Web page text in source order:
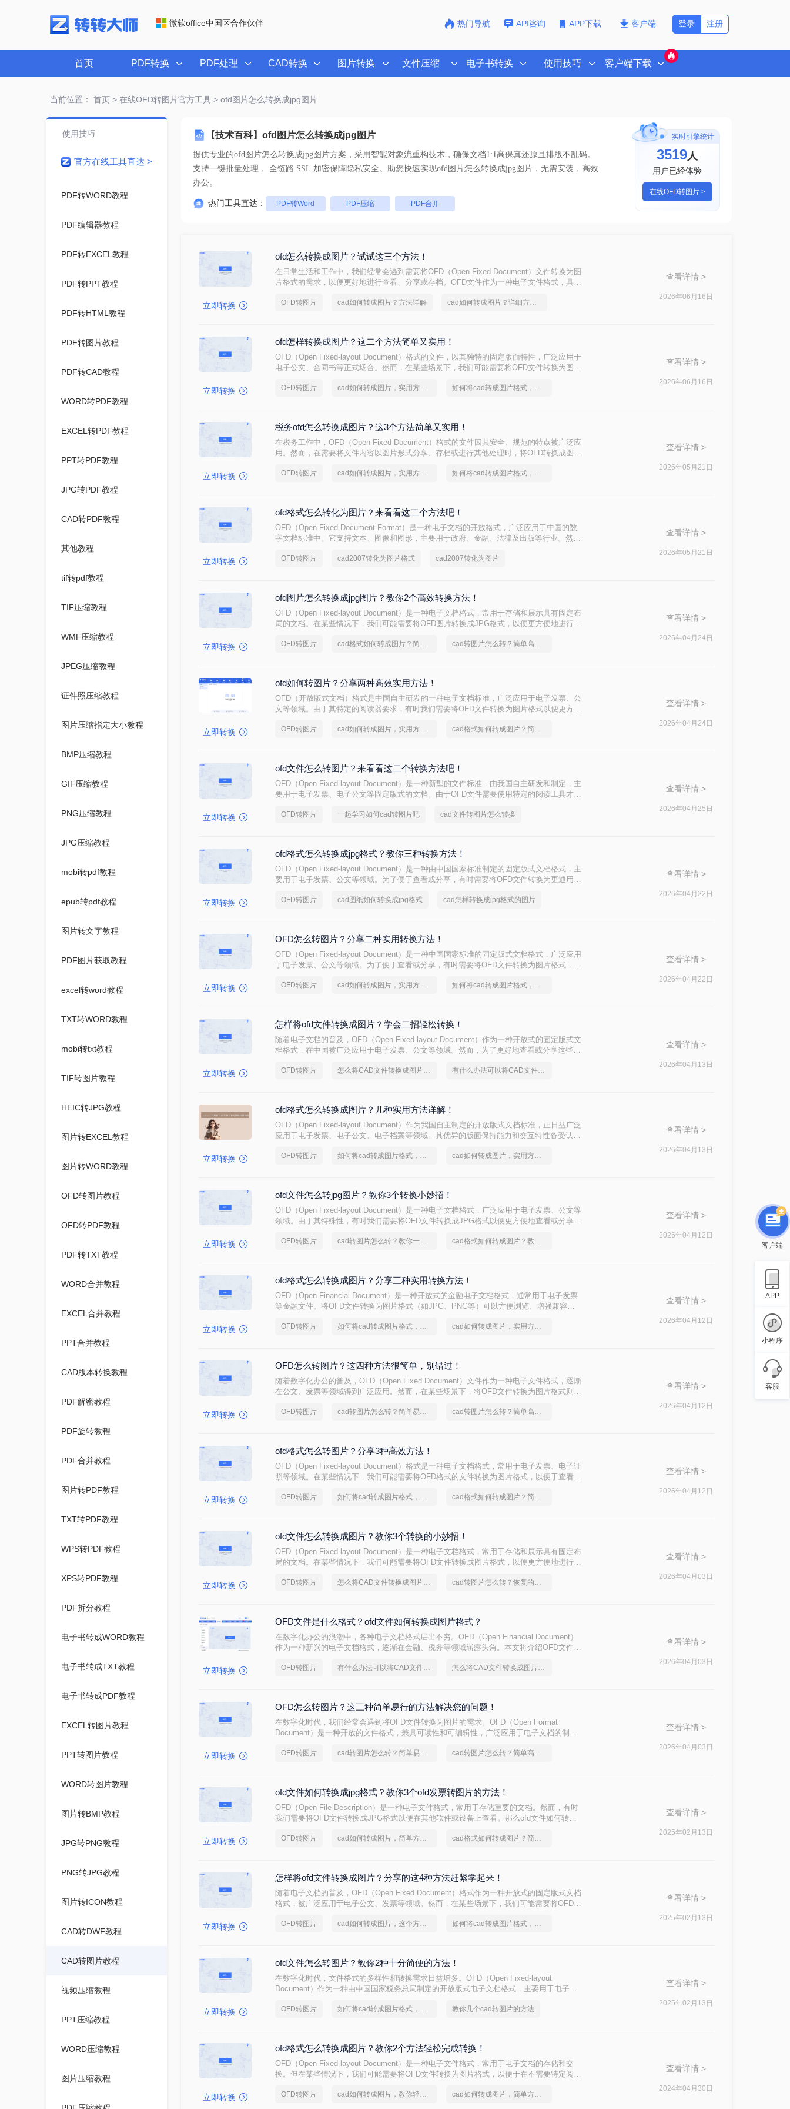
微软office中国区合作伙伴 热门导航 API咨询 APP下载 客户端 注册
登录
首页 PDF转换 PDF处理 CAD转换 图片转换 文件压缩 电子书转换 使用技巧 客户端下载
当前位置： 首页> 在线OFD转图片官方工具> ofd图片怎么转换成jpg图片
【技术百科】ofd图片怎么转换成jpg图片
提供专业的ofd图片怎么转换成jpg图片方案，采用智能对象流重构技术，确保文档1:1高保真还原且排版不乱码。
支持一键批量处理， 全链路 SSL 加密保障隐私安全。助您快速实现ofd图片怎么转换成jpg图片，无需安装，高效
办公。
热门工具直达： PDF转Word PDF压缩 PDF合并
实时引擎统计
3519人
用户已经体验
在线OFD转图片 >
使用技巧
官方在线工具直达 >
PDF转WORD教程
PDF编辑器教程
PDF转EXCEL教程
PDF转PPT教程
PDF转HTML教程
PDF转图片教程
PDF转CAD教程
WORD转PDF教程
EXCEL转PDF教程
PPT转PDF教程
JPG转PDF教程
CAD转PDF教程
其他教程
tif转pdf教程
TIF压缩教程
WMF压缩教程
JPEG压缩教程
证件照压缩教程
图片压缩指定大小教程
BMP压缩教程
GIF压缩教程
PNG压缩教程
JPG压缩教程
mobi转pdf教程
epub转pdf教程
图片转文字教程
PDF图片获取教程
excel转word教程
TXT转WORD教程
mobi转txt教程
TIF转图片教程
HEIC转JPG教程
图片转EXCEL教程
图片转WORD教程
OFD转图片教程
OFD转PDF教程
PDF转TXT教程
WORD合并教程
EXCEL合并教程
PPT合并教程
CAD版本转换教程
PDF解密教程
PDF旋转教程
PDF合并教程
图片转PDF教程
TXT转PDF教程
WPS转PDF教程
XPS转PDF教程
PDF拆分教程
电子书转成WORD教程
电子书转成TXT教程
电子书转成PDF教程
EXCEL转图片教程
PPT转图片教程
WORD转图片教程
图片转BMP教程
JPG转PNG教程
PNG转JPG教程
图片转ICON教程
CAD转DWF教程
CAD转图片教程
视频压缩教程
PPT压缩教程
WORD压缩教程
图片压缩教程
立即转换
ofd怎么转换成图片？试试这三个方法！
在日常生活和工作中，我们经常会遇到需要将OFD（Open Fixed Document）文件转换为图
片格式的需求，以便更好地进行查看、分享或存档。OFD文件作为一种电子文件格式，具有
么转换成图片呢？以下是几种将OFD转换成图片的实用方法。
OFD转图片 cad如何转成图片？方法详解 cad如何转成图片？详细方法教学
查看详情 >
2026年06月16日
立即转换
ofd怎样转换成图片？这二个方法简单又实用！
OFD（Open Fixed-layout Document）格式的文件，以其独特的固定版面特性，广泛应用于
电子公文、合同书等正式场合。然而，在某些场景下，我们可能需要将OFD文件转换为图片
换为图片的方法，帮助您轻松实现这一操作。
OFD转图片 cad如何转成图片，实用方法不要错过 如何将cad转成图片格式，实用的方法来了
查看详情 >
2026年06月16日
立即转换
税务ofd怎么转换成图片？这3个方法简单又实用！
在税务工作中，OFD（Open Fixed Document）格式的文件因其安全、规范的特点被广泛应
用。然而，在需要将文件内容以图片形式分享、存档或进行其他处理时，将OFD转换成图片
图片的方法，并对每种方法进行简要介绍，帮助您根据实际需求选择最适合的方式。
OFD转图片 cad如何转成图片，实用方法不要错过 如何将cad转成图片格式，实用的方法来了
查看详情 >
2026年05月21日
立即转换
ofd格式怎么转化为图片？来看看这二个方法吧！
OFD（Open Fixed Document Format）是一种电子文档的开放格式，广泛应用于中国的数
字文档标准中。它支持文本、图像和图形，主要用于政府、金融、法律及出版等行业。然
式方面。那么ofd格式怎么转化为图片呢？本文将介绍两种将OFD格式转化为图片的方法。
OFD转图片 cad2007转化为图片格式 cad2007转化为图片
查看详情 >
2026年05月21日
立即转换
ofd图片怎么转换成jpg图片？教你2个高效转换方法！
OFD（Open Fixed-layout Document）是一种电子文档格式，常用于存储和展示具有固定布
局的文档。在某些情况下，我们可能需要将OFD图片转换成JPG格式，以便更方便地进行查
JPG图片的方法。
OFD转图片 cad格式如何转成图片？简单高效的恢复方法 cad转图片怎么转？简单高效的恢复方法
查看详情 >
2026年04月24日
立即转换
ofd如何转图片？分享两种高效实用方法！
OFD（开放版式文档）格式是中国自主研发的一种电子文档标准，广泛应用于电子发票、公
文等领域。由于其特定的阅读器要求，有时我们需要将OFD文件转换为图片格式以便更方便
换。
OFD转图片 cad如何转成图片，实用方法不要错过 cad格式如何转成图片？简单高效的恢复方法
查看详情 >
2026年04月24日
立即转换
ofd文件怎么转图片？来看看这二个转换方法吧！
OFD（Open Fixed-layout Document）是一种新型的文件标准，由我国自主研发和制定，主
要用于电子发票、电子公文等固定版式的文档。由于OFD文件需要使用特定的阅读工具才能
其他人。那么ofd文件怎么转图片呢？本文将介绍两种将OFD文件转换为图片的方法。
OFD转图片 一起学习如何cad转图片吧 cad文件转图片怎么转换
查看详情 >
2026年04月25日
立即转换
ofd格式怎么转换成jpg格式？教你三种转换方法！
OFD（Open Fixed-layout Document）是一种由中国国家标准制定的固定版式文档格式，主
要用于电子发票、公文等领域。为了便于查看或分享，有时需要将OFD文件转换为更通用的
的方法。
OFD转图片 cad图纸如何转换成jpg格式 cad怎样转换成jpg格式的图片
查看详情 >
2026年04月22日
立即转换
OFD怎么转图片？分享二种实用转换方法！
OFD（Open Fixed-layout Document）是一种中国国家标准的固定版式文档格式，广泛应用
于电子发票、公文等领域。为了便于查看或分享，有时需要将OFD文件转换为图片格式，如
OFD转图片 cad如何转成图片，实用方法不要错过 如何将cad转成图片格式，实用的方法来了
查看详情 >
2026年04月22日
立即转换
怎样将ofd文件转换成图片？学会二招轻松转换！
随着电子文档的普及，OFD（Open Fixed-layout Document）作为一种开放式的固定版式文
档格式，在中国被广泛应用于电子发票、公文等领域。然而，为了更好地查看或分享这些文
见的OFD转图片的方法，帮助用户根据自身需求选择最适合的方式。
OFD转图片 怎么将CAD文件转换成图片格式呢？ 有什么办法可以将CAD文件转换成jpg格式的图片？
查看详情 >
2026年04月13日
立即转换
ofd格式怎么转换成图片？几种实用方法详解！
OFD（Open Fixed-layout Document）作为我国自主制定的开放版式文档标准，正日益广泛
应用于电子发票、电子公文、电子档案等领域。其优异的版面保持能力和交互特性备受认
图片？无论是为了快速展示发票内容，还是将公文页面嵌入报告，将OFD转换为图片都是一
OFD转图片 如何将cad转成图片格式，实用的方法来了 cad如何转成图片，实用方法不要错过
查看详情 >
2026年04月13日
立即转换
ofd文件怎么转jpg图片？教你3个转换小妙招！
OFD（Open Fixed-layout Document）是一种电子文档格式，广泛应用于电子发票、公文等
领域。由于其特殊性，有时我们需要将OFD文件转换成JPG格式以便更方便地查看或分享。
助您根据具体需求选择最适合的方式。
OFD转图片 cad转图片怎么转？教你一个小技巧 cad格式如何转成图片？教你一个小技巧
查看详情 >
2026年04月12日
立即转换
ofd格式怎么转换成图片？分享三种实用转换方法！
OFD（Open Financial Document）是一种开放式的金融电子文档格式，通常用于电子发票
等金融文件。将OFD文件转换为图片格式（如JPG、PNG等）可以方便浏览、增强兼容
绍三种将ofd转图片的方法。
OFD转图片 如何将cad转成图片格式，实用的方法来了 cad如何转成图片，实用方法不要错过
查看详情 >
2026年04月12日
立即转换
OFD怎么转图片？这四种方法很简单，别错过！
随着数字化办公的普及，OFD（Open Fixed Document）文件作为一种电子文件格式，逐渐
在公文、发票等领域得到广泛应用。然而，在某些场景下，将OFD文件转换为图片格式则更
图片的实用方法。
OFD转图片 cad转图片怎么转？简单易学的方法 cad转图片怎么转？简单高效的恢复方法
查看详情 >
2026年04月12日
立即转换
ofd格式怎么转图片？分享3种高效方法！
OFD（Open Fixed-layout Document）格式是一种电子文档格式，常用于电子发票、电子证
照等领域。在某些情况下，我们可能需要将OFD格式的文件转换为图片格式，以便于查看、
法。
OFD转图片 如何将cad转成图片格式，分享一种简单的方法 cad格式如何转成图片？简单高效的恢复方法
查看详情 >
2026年04月12日
立即转换
ofd文件怎么转换成图片？教你3个转换的小妙招！
OFD（Open Fixed-layout Document）是一种电子文档格式，常用于存储和展示具有固定布
局的文档。在某些情况下，我们可能需要将OFD文件转换成图片格式，以便更方便地进行查
的方法。
OFD转图片 怎么将CAD文件转换成图片格式呢？ cad转图片怎么转？恢复的小技能
查看详情 >
2026年04月03日
立即转换
OFD文件是什么格式？ofd文件如何转换成图片格式？
在数字化办公的浪潮中，各种电子文档格式层出不穷。OFD（Open Financial Document）
作为一种新兴的电子文档格式，逐渐在金融、税务等领域崭露头角。本文将介绍OFD文件格
OFD转图片 有什么办法可以将CAD文件转换成jpg格式的图片？ 怎么将CAD文件转换成图片格式呢？
查看详情 >
2026年04月03日
立即转换
OFD怎么转图片？这三种简单易行的方法解决您的问题！
在数字化时代，我们经常会遇到将OFD文件转换为图片的需求。OFD（Open Format
Document）是一种开放的文件格式，兼具可读性和可编辑性，广泛应用于电子文档的制作
那么OFD怎么转图片呢？本文将介绍三种简单易行的方法，帮助您快速将OFD文件转换为
OFD转图片 cad转图片怎么转？简单易学的方法 cad转图片怎么转？简单高效的恢复方法
查看详情 >
2026年04月03日
立即转换
ofd文件如何转换成jpg格式？教你3个ofd发票转图片的方法！
OFD（Open File Description）是一种电子文件格式，常用于存储重要的文档。然而，有时
我们需要将OFD文件转换成JPG格式以便在其他软件或设备上查看。那么ofd文件如何转换
换。
OFD转图片 cad如何转成图片，简单方法教你一招 cad格式如何转成图片？简单易学的方法
查看详情 >
2025年02月13日
立即转换
怎样将ofd文件转换成图片？分享的这4种方法赶紧学起来！
随着电子文档的普及，OFD（Open Fixed Document）格式作为一种开放式的固定版式文档
格式，被广泛应用于电子公文、发票等领域。然而，在某些场景下，我们可能需要将OFD文
是一些将OFD文件转换成图片的有效方法。
OFD转图片 cad如何转成图片，这个方法赶紧学起来 如何将cad转成图片格式，分享一种简单的方法
查看详情 >
2025年02月13日
立即转换
ofd文件怎么转图片？教你2种十分简便的方法！
在数字化时代，文件格式的多样性和转换需求日益增多。OFD（Open Fixed-layout
Document）作为一种由中国国家税务总局制定的开放版式电子文档格式，主要用于电子发
以便于查看、编辑或分享。本文将指导您ofd文件怎么转图片。
OFD转图片 如何将cad转成图片格式，分享一种简单的方法 教你几个cad转图片的方法
查看详情 >
2025年02月13日
立即转换
ofd格式怎么转换成图片？教你2个方法轻松完成转换！
OFD（Open Fixed-layout Document）是一种电子文件格式，常用于电子文档的存储和交
换。但在某些情况下，我们可能需要将OFD文件转换为图片格式，以便于在不需要特定阅读
介绍几种将OFD格式转换成图片的方法。
OFD转图片 cad如何转成图片，教你轻松应对 cad如何转成图片，简单方法教你一招
查看详情 >
2024年04月30日
客户端
APP
小程序
客服